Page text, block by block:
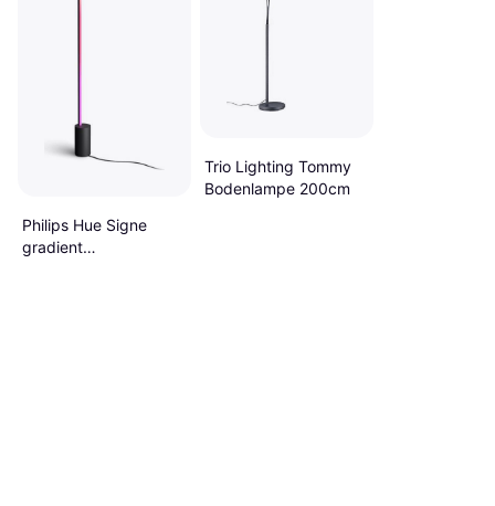
Philips Hue Signe
gradient
Trio Lighting Tommy
Bodenlampe 200cm